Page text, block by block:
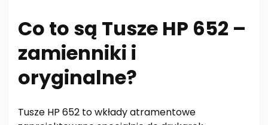
Co to są Tusze HP 652 –
zamienniki i
oryginalne?
Tusze HP 652 to wkłady atramentowe